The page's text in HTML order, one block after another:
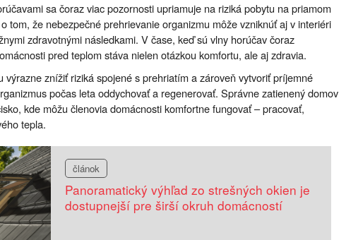
sa čoraz viac pozornosti upriamuje na riziká pobytu na priamom
tom, že nebezpečné prehrievanie organizmu môže vzniknúť aj v interiéri
zdravotnými následkami. V čase, keď sú vlny horúčav čoraz
pred teplom stáva nielen otázkou komfortu, ale aj zdravia.
výrazne znížiť riziká spojené s prehriatím a zároveň vytvoriť príjemné
počas leta oddychovať a regenerovať. Správne zatienený domov
kde môžu členovia domácnosti komfortne fungovať – pracovať,
tepla.
článok
Panoramatický výhľad zo strešných okien je
dostupnejší pre širší okruh domácností